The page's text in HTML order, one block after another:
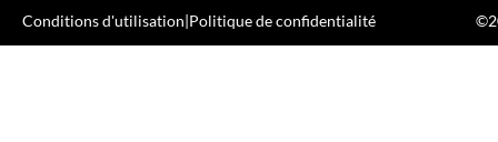
Conditions d'utilisation|Politique de confidentialité